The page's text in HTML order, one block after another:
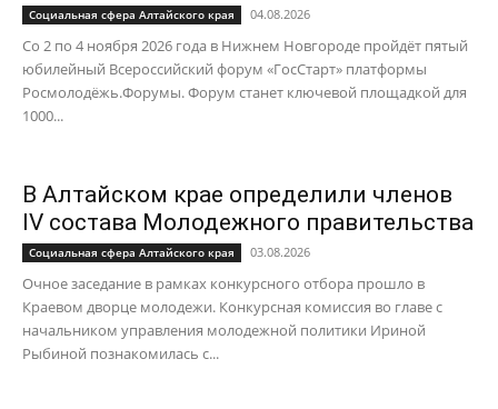
Социальная сфера Алтайского края 04.08.2026
Со 2 по 4 ноября 2026 года в Нижнем Новгороде пройдёт пятый
юбилейный Всероссийский форум «ГосСтарт» платформы
Росмолодёжь.Форумы. Форум станет ключевой площадкой для
1000...
В Алтайском крае определили членов
IV состава Молодежного правительства
Социальная сфера Алтайского края 03.08.2026
Очное заседание в рамках конкурсного отбора прошло в
Краевом дворце молодежи. Конкурсная комиссия во главе с
начальником управления молодежной политики Ириной
Рыбиной познакомилась с...